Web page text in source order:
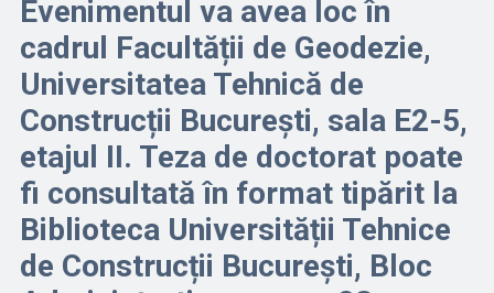
Evenimentul va avea loc în
cadrul Facultății de Geodezie,
Universitatea Tehnică de
Construcții București, sala E2-5,
etajul II. Teza de doctorat poate
fi consultată în format tipărit la
Biblioteca Universității Tehnice
de Construcții București, Bloc